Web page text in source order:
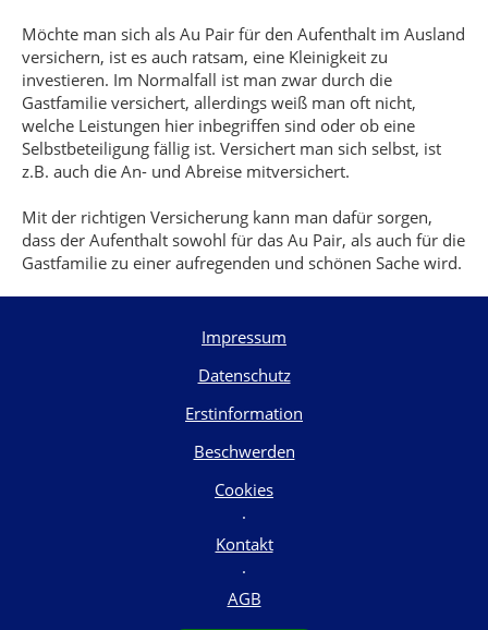
Möchte man sich als Au Pair für den Aufenthalt im Ausland
versichern, ist es auch ratsam, eine Kleinigkeit zu
investieren. Im Normalfall ist man zwar durch die
Gastfamilie versichert, allerdings weiß man oft nicht,
welche Leistungen hier inbegriffen sind oder ob eine
Selbstbeteiligung fällig ist. Versichert man sich selbst, ist
z.B. auch die An- und Abreise mitversichert.
Mit der richtigen Versicherung kann man dafür sorgen,
dass der Aufenthalt sowohl für das Au Pair, als auch für die
Gastfamilie zu einer aufregenden und schönen Sache wird.
Impressum
Datenschutz
Erstinformation
Beschwerden
Cookies
·
Kontakt
·
AGB